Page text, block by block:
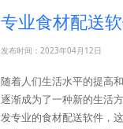
专业食材配送
发布时间：2023年04月12日
随着人们生活水平的提高
逐渐成为了一种新的生活
发专业的食材配送软件，